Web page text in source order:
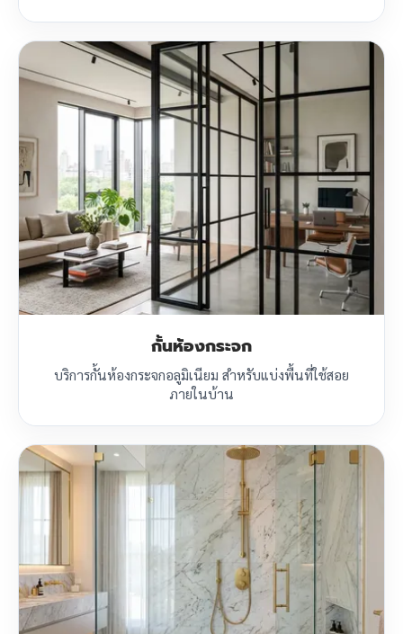
กั้นห้องกระจก
บริการกั้นห้องกระจกอลูมิเนียม สำหรับแบ่งพื้นที่ใช้สอย
ภายในบ้าน